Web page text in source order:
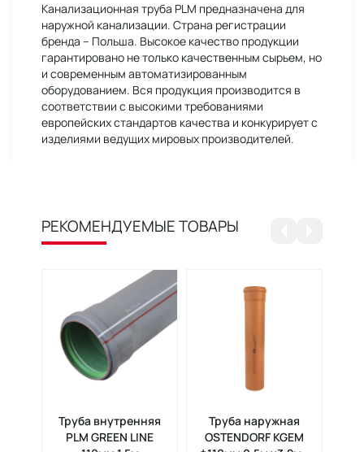
Канализационная труба PLM предназначена для
наружной канализации. Страна регистрации
бренда – Польша. Высокое качество продукции
гарантировано не только качественным сырьем, но
и современным автоматизированным
оборудованием. Вся продукция производится в
соответствии с высокими требованиями
европейских стандартов качества и конкурирует с
изделиями ведущих мировых производителей.
РЕКОМЕНДУЕМЫЕ ТОВАРЫ
Труба внутренняя
PLM GREEN LINE
Труба наружная
OSTENDORF KGEM